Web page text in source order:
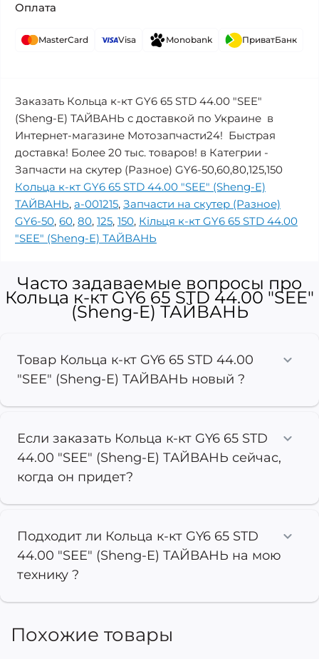
Оплата
MasterCard Visa Monobank ПриватБанк
Заказать Кольца к-кт GY6 65 STD 44.00 "SEE"
(Sheng-E) ТАЙВАНЬ с доставкой по Украине в
Интернет-магазине Мотозапчасти24! Быстрая
доставка! Более 20 тыс. товаров! в Категрии -
Запчасти на скутер (Разное) GY6-50,60,80,125,150
Кольца к-кт GY6 65 STD 44.00 "SEE" (Sheng-E)
ТАЙВАНЬ, a-001215, Запчасти на скутер (Разное)
GY6-50, 60, 80, 125, 150, Кільця к-кт GY6 65 STD 44.00
"SEE" (Sheng-E) ТАЙВАНЬ
Часто задаваемые вопросы про
Кольца к-кт GY6 65 STD 44.00 "SEE"
(Sheng-E) ТАЙВАНЬ
Товар Кольца к-кт GY6 65 STD 44.00
"SEE" (Sheng-E) ТАЙВАНЬ новый ?
Если заказать Кольца к-кт GY6 65 STD
44.00 "SEE" (Sheng-E) ТАЙВАНЬ сейчас,
когда он придет?
Подходит ли Кольца к-кт GY6 65 STD
44.00 "SEE" (Sheng-E) ТАЙВАНЬ на мою
технику ?
Похожие товары